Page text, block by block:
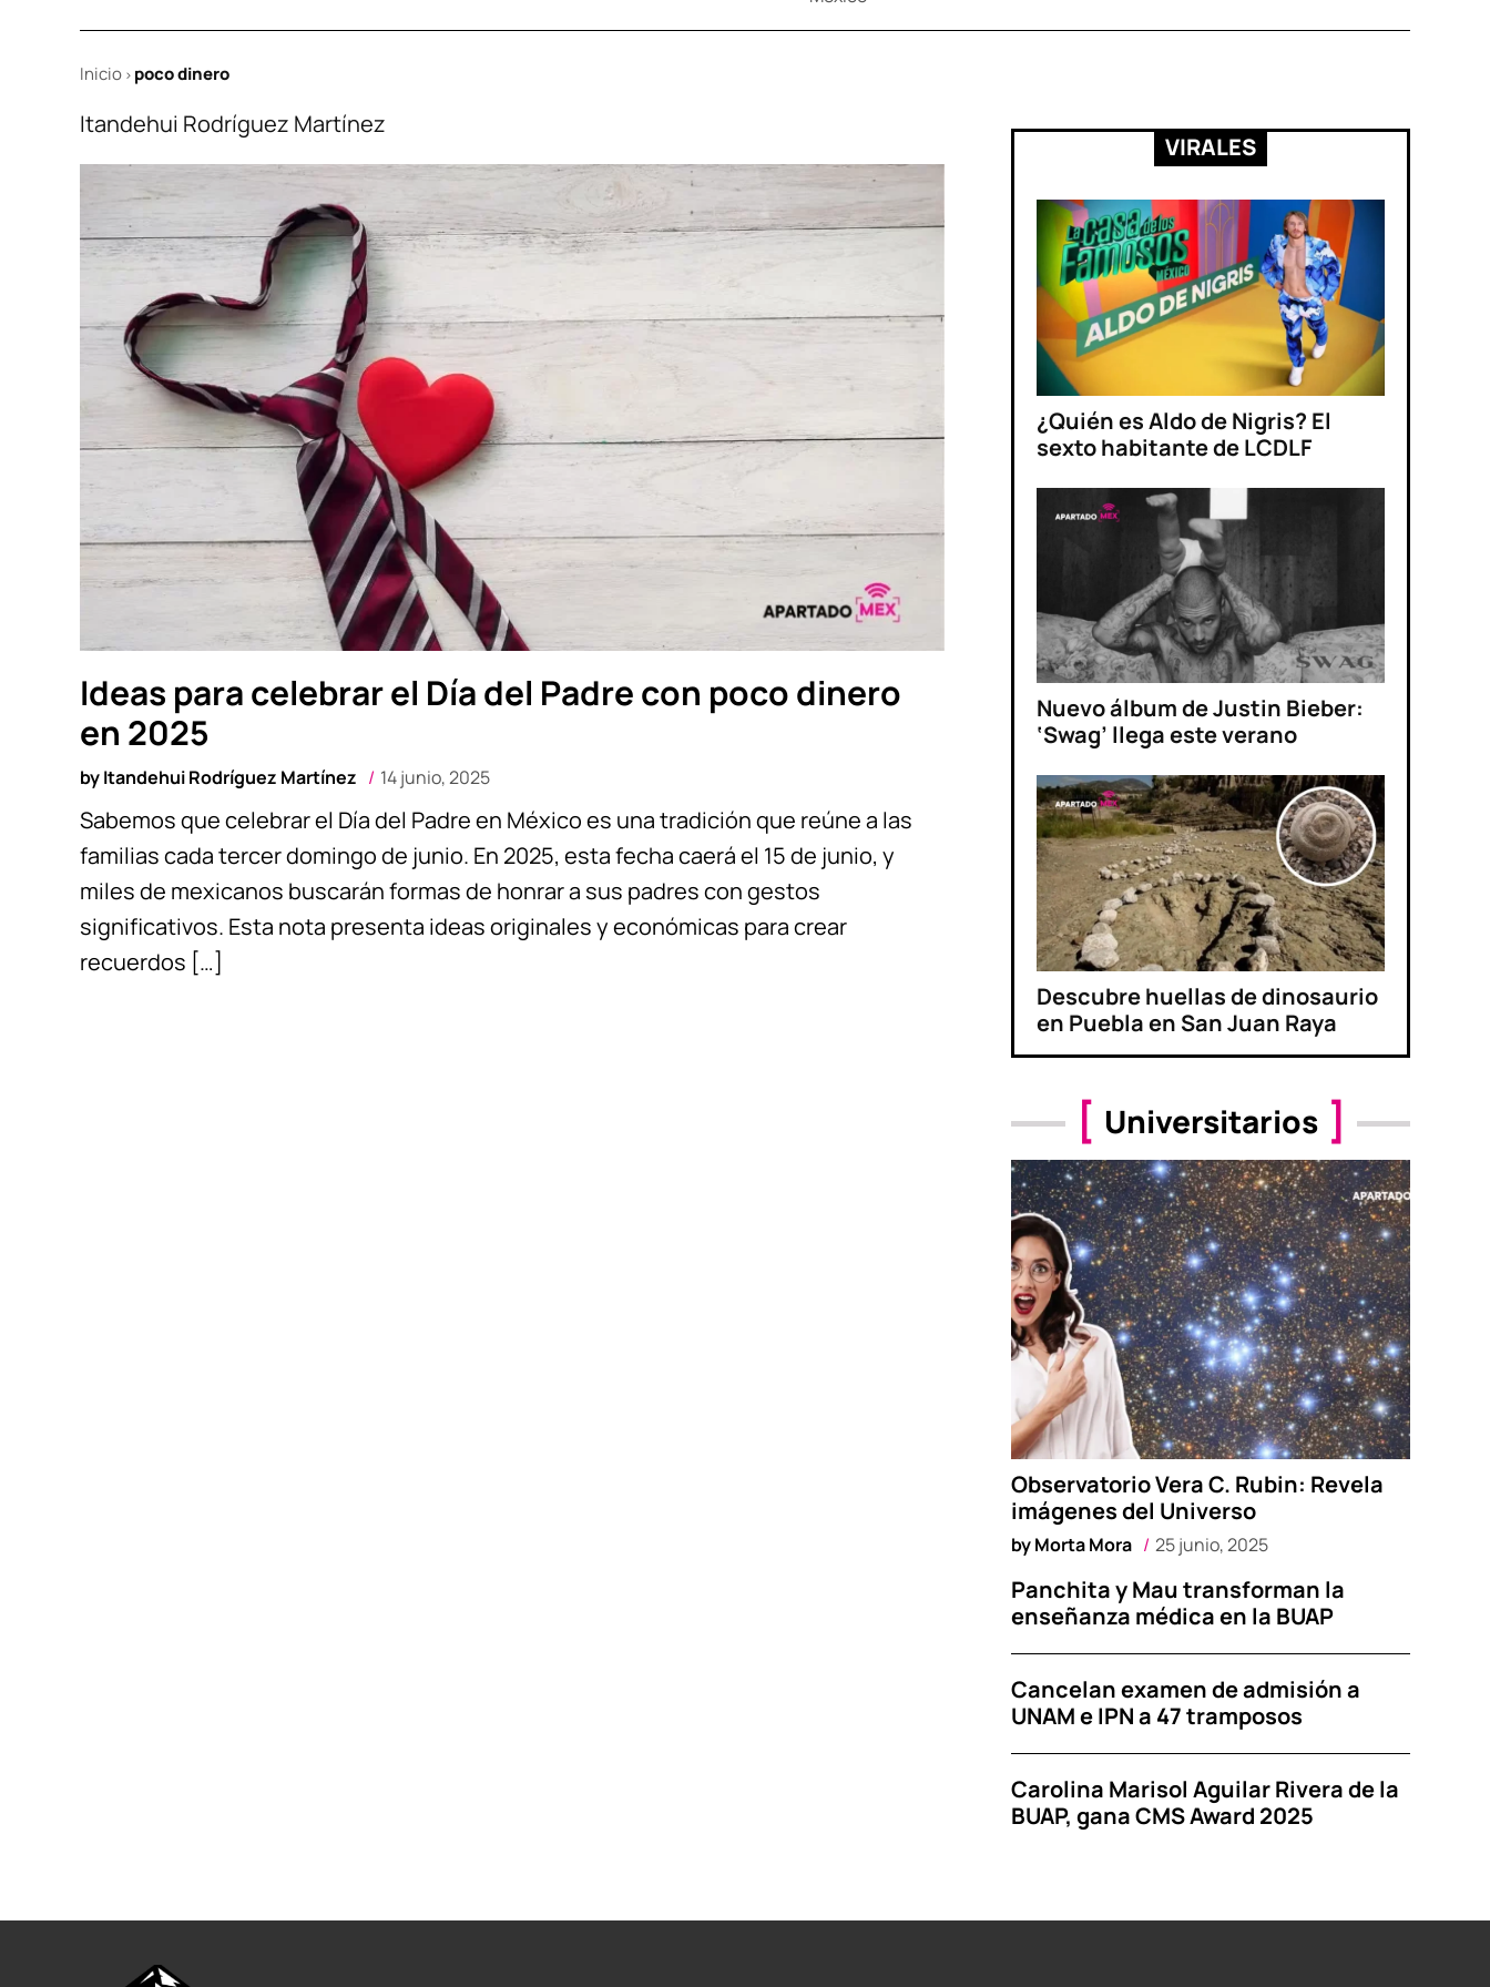
Inicio > poco dinero
Itandehui Rodríguez Martínez
Ideas para celebrar el Día del Padre con poco dinero
en 2025
byItandehui Rodríguez Martínez 14 junio, 2025
Sabemos que celebrar el Día del Padre en México es una tradición que reúne a las
familias cada tercer domingo de junio. En 2025, esta fecha caerá el 15 de junio, y
miles de mexicanos buscarán formas de honrar a sus padres con gestos
significativos. Esta nota presenta ideas originales y económicas para crear
recuerdos […]
VIRALES
¿Quién es Aldo de Nigris? El
sexto habitante de LCDLF
Nuevo álbum de Justin Bieber:
‘Swag’ llega este verano
Descubre huellas de dinosaurio
en Puebla en San Juan Raya
Universitarios
Observatorio Vera C. Rubin: Revela
imágenes del Universo
byMorta Mora 25 junio, 2025
Panchita y Mau transforman la
enseñanza médica en la BUAP
Cancelan examen de admisión a
UNAM e IPN a 47 tramposos
Carolina Marisol Aguilar Rivera de la
BUAP, gana CMS Award 2025